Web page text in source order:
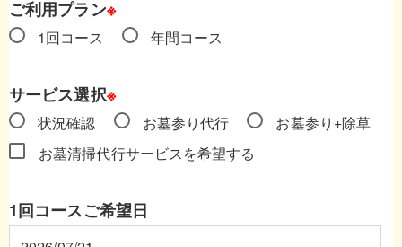
ご利用プラン※
1回コース 年間コース
サービス選択※
状況確認 お墓参り代行
お墓参り+除草
お墓清掃代行サービスを希望する
1回コースご希望日